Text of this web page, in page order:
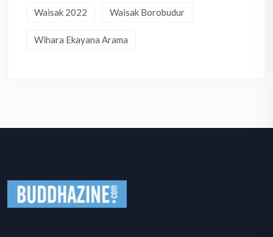
Waisak 2022 Waisak Borobudur
Wihara Ekayana Arama